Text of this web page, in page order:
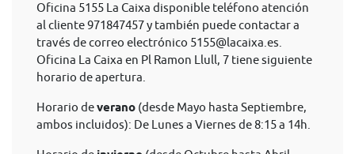
Oficina 5155 La Caixa disponible teléfono atención
al cliente 971847457 y también puede contactar a
través de correo electrónico 5155@lacaixa.es
Oficina La Caixa en Pl Ramon Llull, 7 tiene siguiente
horario de apertura.
Horario deverano (desde Mayo hasta Septiembre,
ambos incluidos): De Lunes a Viernes de 8:15 a 14h.